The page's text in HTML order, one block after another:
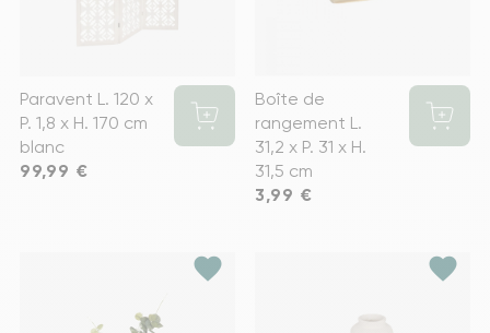
Paravent L. 120 x
P. 1,8 x H. 170 cm
blanc
Prix
99,99 €
Boîte de
rangement L.
31,2 x P. 31 x H.
31,5 cm
Prix
3,99 €
favorite favorite